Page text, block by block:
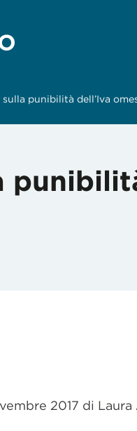
punibilità dell’Iva
2017 di